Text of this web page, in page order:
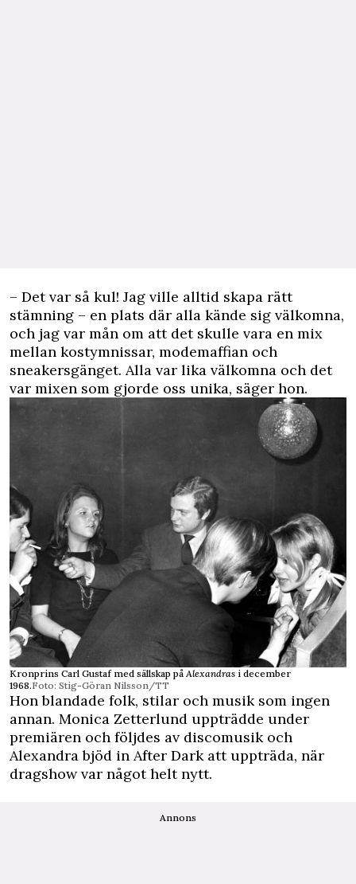
– Det var så kul! Jag ville alltid skapa rätt
stämning – en plats där alla kände sig välkomna,
och jag var mån om att det skulle vara en mix
mellan kostymnissar, modemaffian och
sneakersgänget. Alla var lika välkomna och det
var mixen som gjorde oss unika, säger hon.
Kronprins Carl Gustaf med sällskap på Alexandras i december
1968.Foto: Stig-Göran Nilsson/TT
Hon blandade folk, stilar och musik som ingen
annan. Monica Zetterlund uppträdde under
premiären och följdes av discomusik och
Alexandra bjöd in After Dark att uppträda, när
dragshow var något helt nytt.
Annons